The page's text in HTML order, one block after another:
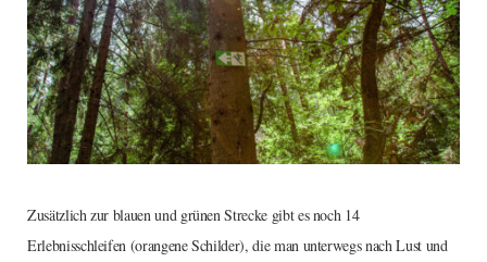
Zusätzlich zur blauen und grünen Strecke gibt es noch 14
Erlebnisschleifen (orangene Schilder), die man unterwegs nach Lust und